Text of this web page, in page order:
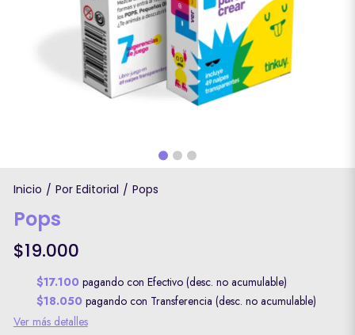
Inicio / Por Editorial / Pops
Pops
$19.000
$17.100 pagando con Efectivo (desc. no acumulable)
$18.050 pagando con Transferencia (desc. no acumulable)
Ver más detalles